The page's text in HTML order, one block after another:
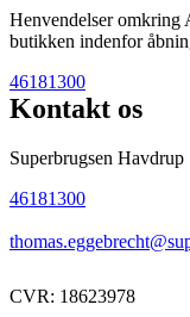
Henvendelser omkring
butikken indenfor
46181300
Kontakt os
Superbrugsen Havdrup
46181300
CVR: 18623978